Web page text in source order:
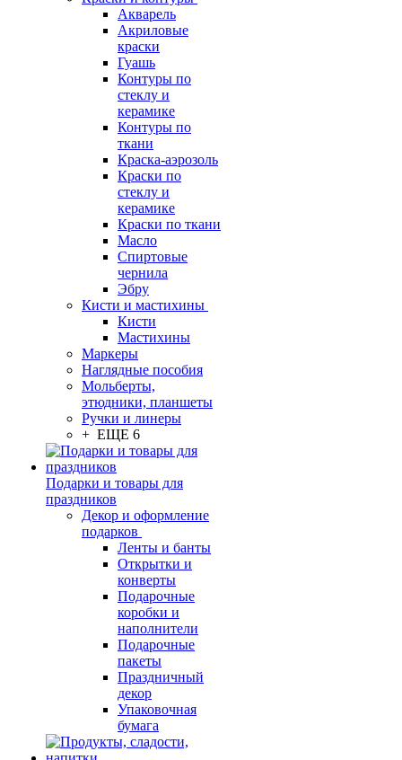
Акварель
Акриловые
краски
Гуашь
Контуры по
стеклу и
керамике
Контуры по
ткани
Краска-аэрозоль
Краски по
стеклу и
керамике
Краски по ткани
Масло
Спиртовые
чернила
Эбру
Кисти и мастихины
Кисти
Мастихины
Маркеры
Наглядные пособия
Мольберты,
этюдники, планшеты
Ручки и линеры
+ ЕЩЕ 6
Подарки и товары для
праздников
Декор и оформление
подарков
Ленты и банты
Открытки и
конверты
Подарочные
коробки и
наполнители
Подарочные
пакеты
Праздничный
декор
Упаковочная
бумага